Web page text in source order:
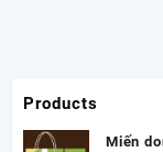
Products
Miến